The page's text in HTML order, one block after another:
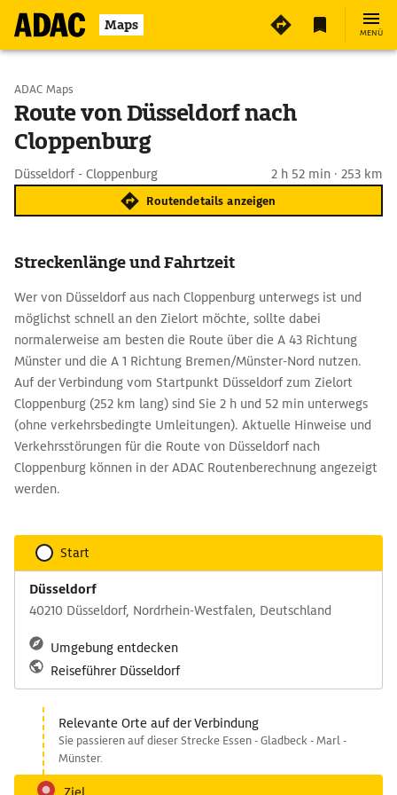
Maps MENÜ
Start wählen
Ziel eingeben
ADAC Maps
Route von Düsseldorf nach
Cloppenburg
Düsseldorf - Cloppenburg 2 h 52 min · 253 km
Routendetails anzeigen
Streckenlänge und Fahrtzeit
Wer von Düsseldorf aus nach Cloppenburg unterwegs ist und
möglichst schnell an den Zielort möchte, sollte dabei
normalerweise am besten die Route über die A 43 Richtung
Münster und die A 1 Richtung Bremen/Münster-Nord nutzen.
Auf der Verbindung vom Startpunkt Düsseldorf zum Zielort
Cloppenburg (252 km lang) sind Sie 2 h und 52 min unterwegs
(ohne verkehrsbedingte Umleitungen). Aktuelle Hinweise und
Verkehrsstörungen für die Route von Düsseldorf nach
Cloppenburg können in der ADAC Routenberechnung angezeigt
werden.
Start
Düsseldorf
40210 Düsseldorf, Nordrhein-Westfalen, Deutschland
Umgebung entdecken
Reiseführer Düsseldorf
Relevante Orte auf der Verbindung
Sie passieren auf dieser Strecke Essen - Gladbeck - Marl -
Münster.